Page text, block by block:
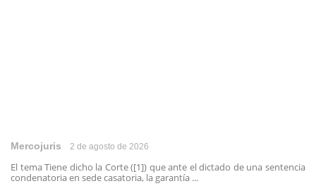
Mercojuris 2 de agosto de 2026
El tema Tiene dicho la Corte ([1]) que ante el dictado de una sentencia
condenatoria en sede casatoria, la garantía ...